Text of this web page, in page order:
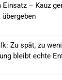
Einsatz – Kauz
Zu spät, zu
bleibt echte